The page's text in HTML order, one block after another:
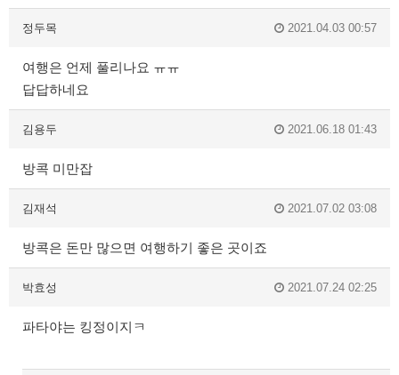
정두목 2021.04.03 00:57
여행은 언제 풀리나요 ㅠㅠ
답답하네요
김용두 2021.06.18 01:43
방콕 미만잡
김재석 2021.07.02 03:08
방콕은 돈만 많으면 여행하기 좋은 곳이죠
박효성 2021.07.24 02:25
파타야는 킹정이지ㅋ